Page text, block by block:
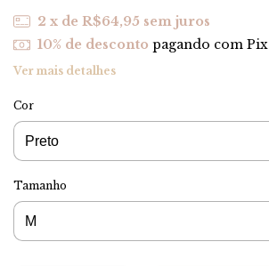
2 x de R$64,95 sem juros
10% de desconto pagando com Pix
Ver mais detalhes
Cor
Tamanho